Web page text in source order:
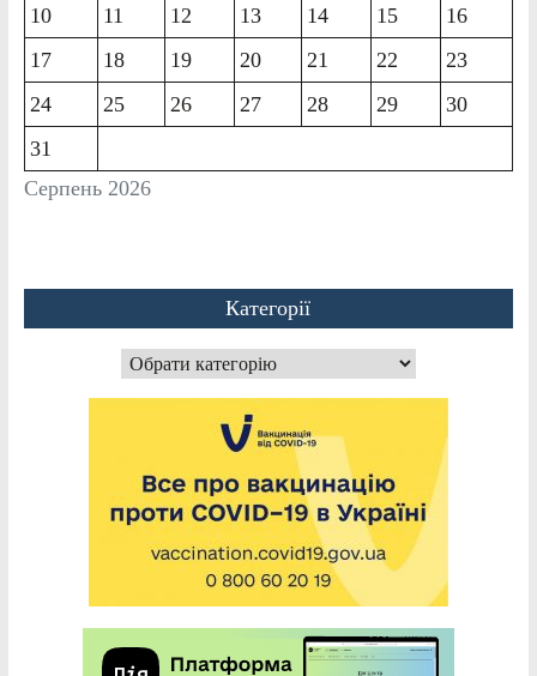
Серпень 2026
10
11 12 13 14 15
16
17
18 19 20 21 22
23
24
25 26 27 28 29
30
31
Категорії
Категорії